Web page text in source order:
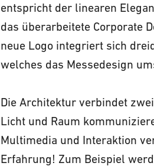
entspricht der linearen
das überarbeitete Corporate
neue Logo integriert sich
welches das Messedesign
Die Architektur verbindet
Licht und Raum
Multimedia und Interaktion
Erfahrung! Zum Beispiel